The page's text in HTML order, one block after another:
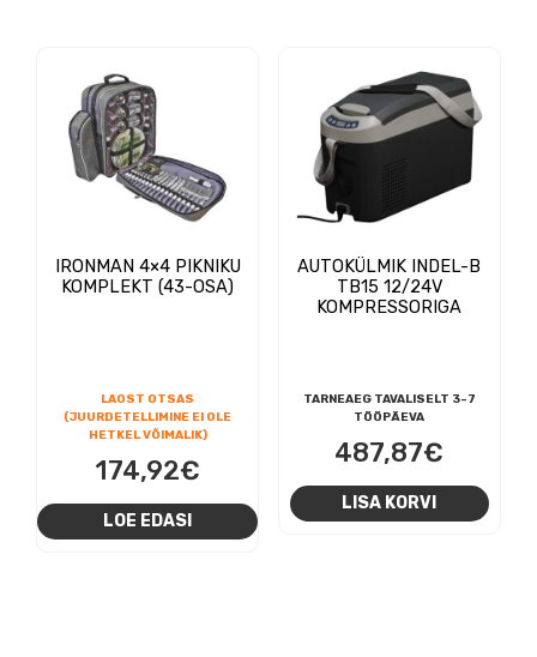
IRONMAN 4×4 PIKNIKU
KOMPLEKT (43-OSA)
LAOST OTSAS
(JUURDETELLIMINE EI OLE
HETKEL VÕIMALIK)
174,92€
LOE EDASI
AUTOKÜLMIK INDEL-B
TB15 12/24V
KOMPRESSORIGA
TARNEAEG TAVALISELT 3-7
TÖÖPÄEVA
487,87€
LISA KORVI